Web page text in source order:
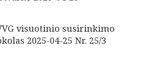
visuotinio susirinkimo
2025-04-25 Nr. 25/3